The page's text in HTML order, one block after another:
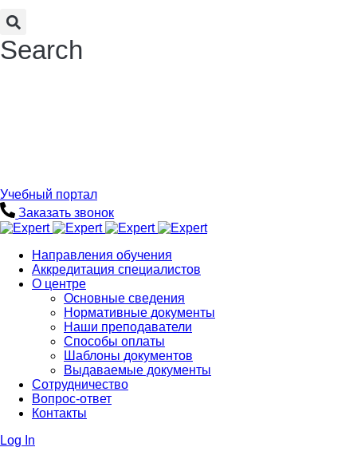
Search
Учебный портал
Заказать звонок
Направления обучения
Аккредитация специалистов
О центре
Основные сведения
Нормативные документы
Наши преподаватели
Способы оплаты
Шаблоны документов
Выдаваемые документы
Сотрудничество
Вопрос-ответ
Контакты
Log In